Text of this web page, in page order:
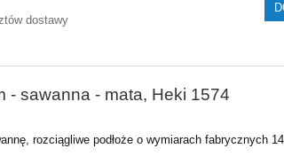
dostawy
- sawanna - mata, Heki 1574
rozciągliwe podłoże o wymiarach fabrycznych